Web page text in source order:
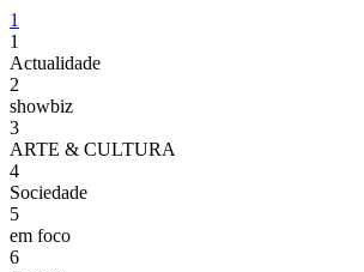
1
1
Actualidade
2
showbiz
3
ARTE & CULTURA
4
Sociedade
5
em foco
6